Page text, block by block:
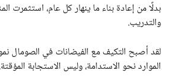
بدلًا من إعادة بناء ما ينهار كل عام، استثمرت
والتدريب.
لقد أصبح التكيف مع الفيضانات في الصومال
الموارد نحو الاستدامة، وليس الاستجابة المؤقتة.